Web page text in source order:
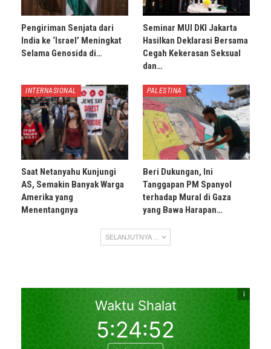
Pengiriman Senjata dari
India ke ‘Israel’ Meningkat
Selama Genosida di…
Seminar MUI DKI Jakarta
Hasilkan Deklarasi Bersama
Cegah Kekerasan Seksual
dan…
INTERNASIONAL
Saat Netanyahu Kunjungi
AS, Semakin Banyak Warga
Amerika yang
Menentangnya
PALESTINA
Beri Dukungan, Ini
Tanggapan PM Spanyol
terhadap Mural di Gaza
yang Bawa Harapan…
SELANJUTNYA ...